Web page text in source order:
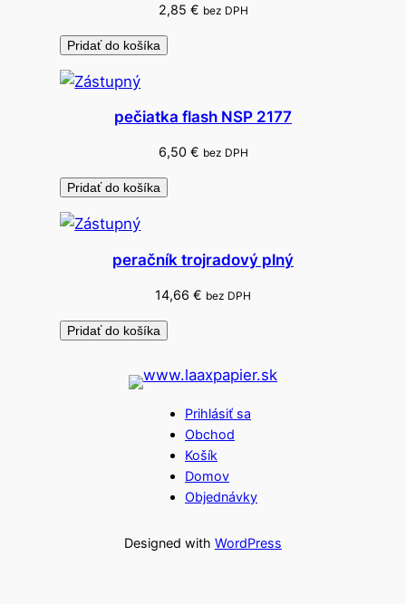
2,85 € bez DPH
Pridať do košíka
pečiatka flash NSP 2177
6,50 € bez DPH
Pridať do košíka
peračník trojradový plný
14,66 € bez DPH
Pridať do košíka
Prihlásiť sa
Obchod
Košík
Domov
Objednávky
Designed with WordPress